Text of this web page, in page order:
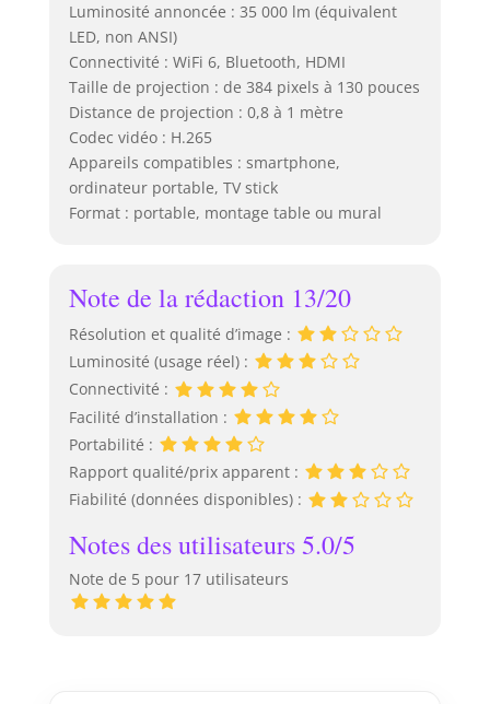
Luminosité annoncée : 35 000 lm (équivalent
LED, non ANSI)
Connectivité : WiFi 6, Bluetooth, HDMI
Taille de projection : de 384 pixels à 130 pouces
Distance de projection : 0,8 à 1 mètre
Codec vidéo : H.265
Appareils compatibles : smartphone,
ordinateur portable, TV stick
Format : portable, montage table ou mural
Note de la rédaction 13/20
Résolution et qualité d’image :
Luminosité (usage réel) :
Connectivité :
Facilité d’installation :
Portabilité :
Rapport qualité/prix apparent :
Fiabilité (données disponibles) :
Notes des utilisateurs 5.0/5
Note de 5 pour 17 utilisateurs